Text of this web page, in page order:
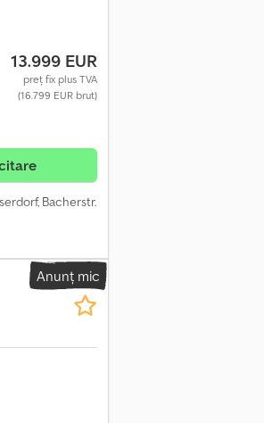
13.999 EUR
preț fix plus TVA
(16.799 EUR brut)
Bacherstr.
Anunț mic